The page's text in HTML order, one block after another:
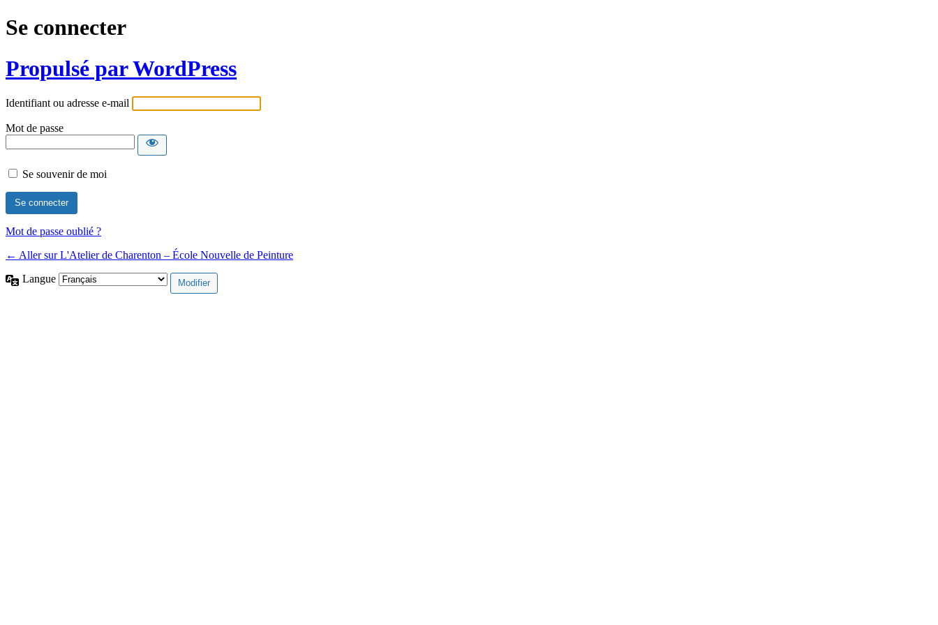
Se connecter
Propulsé par WordPress
Identifiant ou adresse e-mail
Mot de passe
Se souvenir de moi
Mot de passe oublié ?
← Aller sur L'Atelier de Charenton – École Nouvelle de Peinture
Langue